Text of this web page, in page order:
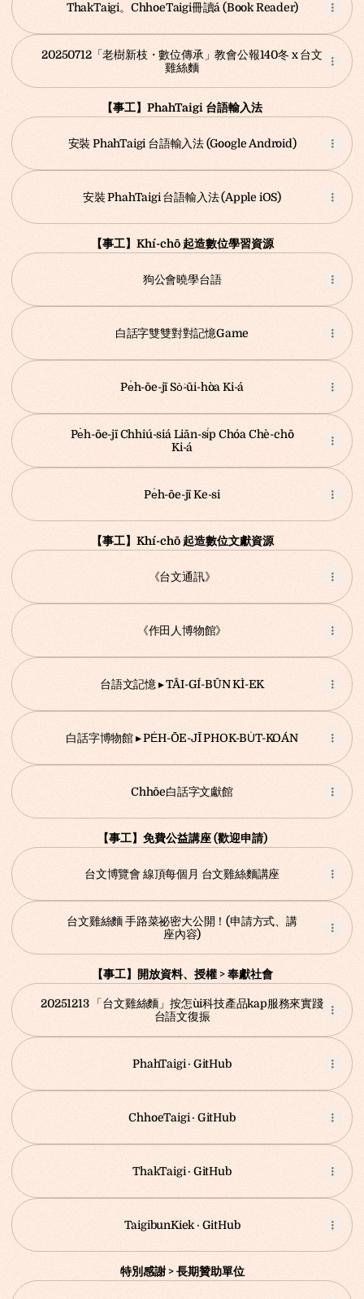
ThakTaigi。ChhoeTaigi冊讀á (Book Reader)
20250712「老樹新枝・數位傳承」教會公報140冬 x 台文
雞絲麵
【事工】PhahTaigi 台語輸入法
安裝 PhahTaigi 台語輸入法 (Google Android)
‎安裝 PhahTaigi 台語輸入法 (Apple iOS)
【事工】Khí-chō 起造數位學習資源
狗公會曉學台語
白話字雙雙對對記憶Game
Pe̍h-ōe-jī Sò͘-ūi-hòa Ki-á
Pe̍h-ōe-jī Chhiú-siá Liān-si̍p Chóa Chè-chō
Ki-á
Pe̍h-ōe-jī Ke-si
【事工】Khí-chō 起造數位文獻資源
《台文通訊》
《作田人博物館》
台語文記憶 ▸ TÂI-GÍ-BÛN KÌ-EK
白話字博物館 ▸ PE̍H-ŌE-JĪ PHOK-BU̍T-KOÁN
Chhōe白話字文獻館
【事工】免費公益講座 (歡迎申請)
台文博覽會 線頂每個月 台文雞絲麵講座
台文雞絲麵 手路菜祕密大公開！(申請方式、講
座內容)
【事工】開放資料、授權 > 奉獻社會
20251213 「台文雞絲麵」按怎ùi科技產品kap服務來實踐
台語文復振
PhahTaigi · GitHub
ChhoeTaigi · GitHub
ThakTaigi · GitHub
TaigibunKiek · GitHub
特別感謝 > 長期贊助單位